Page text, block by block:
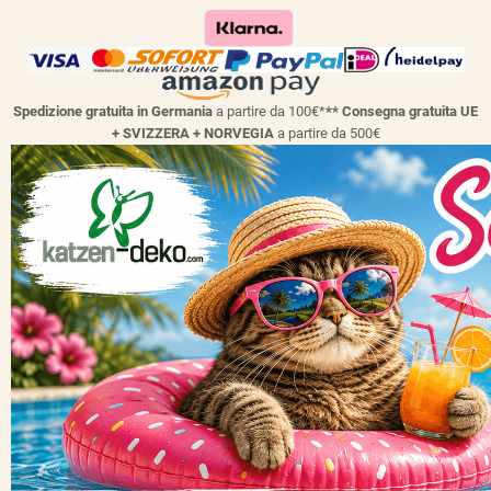
Spedizione gratuita in Germania a partire da 100€*** Consegna gratuita UE
+ SVIZZERA + NORVEGIAa partire da 500€